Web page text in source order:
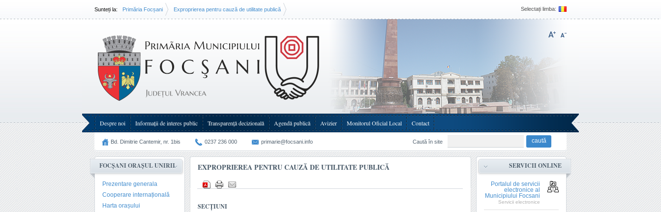
Sunteți la: Primăria Focșani Exproprierea pentru cauză de utilitate publică Selectați limba:
Despre noi Informații de interes public Transparenţă decizională Agendă publică Avizier Monitorul Oficial Local Contact
Bd. Dimitrie Cantemir, nr. 1bis 0237 236 000 primarie@focsani.info Caută în site
FOCȘANI ORAȘUL UNIRII
Prezentare generala
Cooperare internațională
Harta orașului
EXPROPRIEREA PENTRU CAUZĂ DE UTILITATE PUBLICĂ
SECȚIUNI
SERVICII ONLINE
Portalul de servicii
electronice al
Municipiului Focsani
Servicii electronice